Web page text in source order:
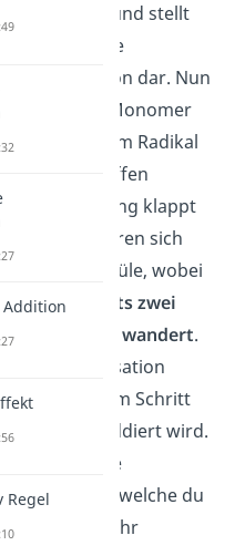
verlängert und stellt
tatsächliche
Polymerisation dar. Nun
Styrol-Monomer
vom Radikal
angegriffen
Doppelbindung klappt
um. So addieren sich
Styrol-Moleküle, wobei
Zentrum stets zwei
weiter wandert.
Polymerisation
dass in jedem Schritt
zur Kette addiert wird.
es auch die
über welche du
Abschnitt mehr
Regel